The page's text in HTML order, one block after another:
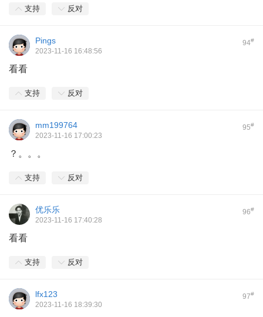
支持 反对
94#
Pings
2023-11-16 16:48:56
看看
支持 反对
95#
mm199764
2023-11-16 17:00:23
？。。。
支持 反对
96#
优乐乐
2023-11-16 17:40:28
看看
支持 反对
97#
lfx123
2023-11-16 18:39:30